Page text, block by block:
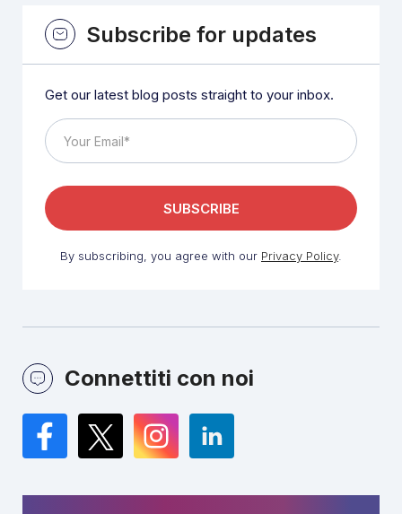
Subscribe for updates
Get our latest blog posts straight to your inbox.
By subscribing, you agree with our Privacy Policy.
Connettiti con noi
Facebook
TwitterInstagramLinkedIn